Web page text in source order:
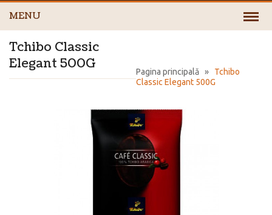
MENU
Pagina principală » Tchibo
Classic Elegant 500G
Tchibo Classic
Elegant 500G